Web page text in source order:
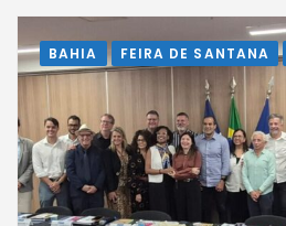
BAHIA FEIRA DE SANTANA